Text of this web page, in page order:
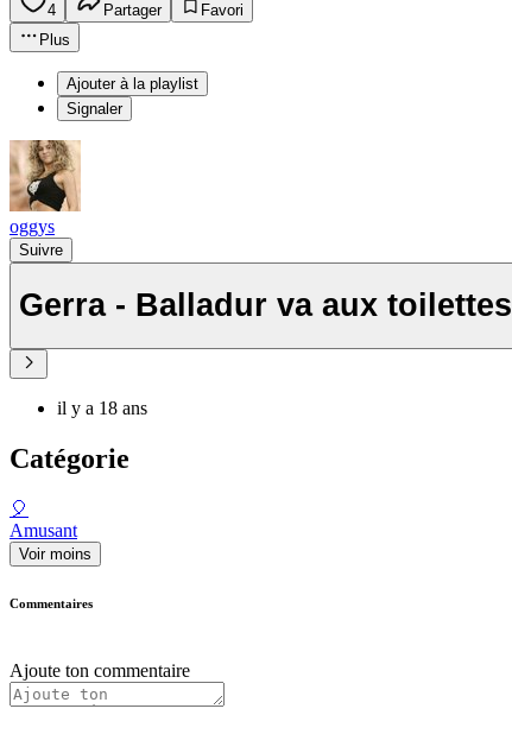
4 Partager
Favori
Plus
Ajouter à la playlist
Signaler
oggys
Suivre
Gerra - Balladur va aux toilettes
il y a 18 ans
Catégorie
🎈
Amusant
Voir moins
Commentaires
Ajoute ton commentaire